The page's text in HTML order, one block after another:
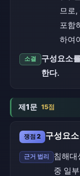
므로,
포함
하여
소결
구성요소
한다.
제1문 15점
쟁점 2 구성요
근거 법리
침해대
중 일